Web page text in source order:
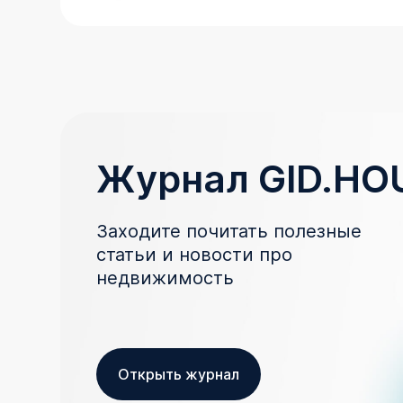
Журнал
Заходите почитать полезные
статьи и новости про
недвижимость
Открыть журнал